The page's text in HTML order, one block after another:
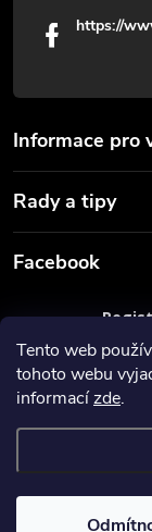
Tento web
tohoto webu
informacízde.
Informace pro
Rady a tipy
https://
Facebook
VRÁCENÍ 14 DNÍ